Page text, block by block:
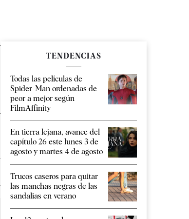
TENDENCIAS
Todas las películas de
Spider-Man ordenadas de
peor a mejor según
FilmAffinity
En tierra lejana, avance del
capítulo 26 este lunes 3 de
agosto y martes 4 de agosto
Trucos caseros para quitar
las manchas negras de las
sandalias en verano